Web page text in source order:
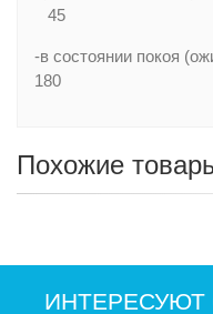
45
-в состоянии
180
Похожие
ИНТЕРЕСУЮТ